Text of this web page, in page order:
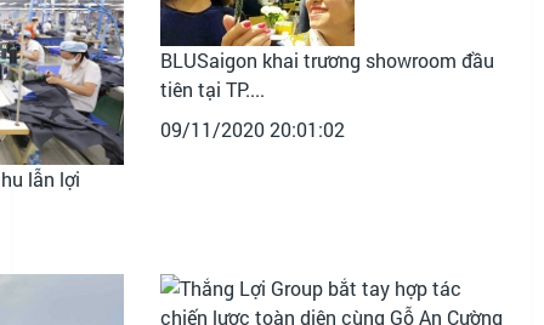
lẫn lợi
BLUSaigon khai trương showroom đầu
tiên tại TP....
09/11/2020 20:01:02